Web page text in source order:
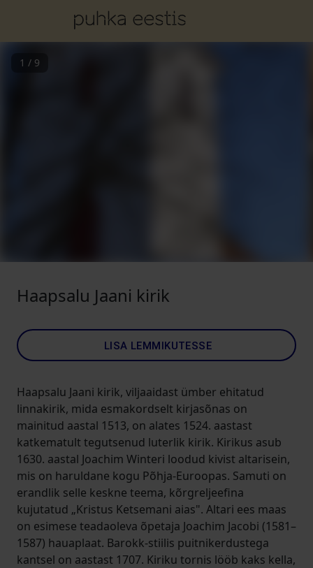
1 / 9
Haapsalu Jaani kirik
LISA LEMMIKUTESSE
Haapsalu Jaani kirik, viljaaidast ümber ehitatud
linnakirik, mida esmakordselt kirjasõnas on
mainitud aastal 1513, on alates 1524. aastast
katkematult tegutsenud luterlik kirik. Kirikus asub
1630. aastal Joachim Winteri loodud kivist altarisein,
mis on haruldane kogu Põhja-Euroopas. Samuti on
erandlik selle keskne teema, kõrgreljeefina
kujutatud „Kristus Ketsemani aias". Altari ees maas
on esimese teadaoleva õpetaja Joachim Jacobi (1581–
1587) hauaplaat. Barokk-stiilis puitnikerdustega
kantsel on aastast 1707. Kiriku tornis lööb kaks kella,